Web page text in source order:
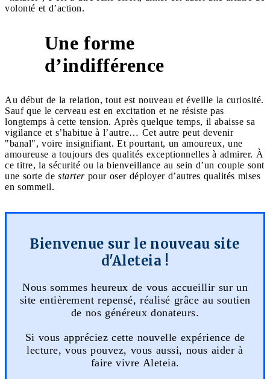
volonté et d’action.
Une forme
d’indifférence
Au début de la relation, tout est nouveau et éveille la curiosité.
Sauf que le cerveau est en excitation et ne résiste pas
longtemps à cette tension. Après quelque temps, il abaisse sa
vigilance et s’habitue à l’autre… Cet autre peut devenir
"banal", voire insignifiant. Et pourtant, un amoureux, une
amoureuse a toujours des qualités exceptionnelles à admirer. À
ce titre, la sécurité ou la bienveillance au sein d’un couple sont
une sorte de starter pour oser déployer d’autres qualités mises
en sommeil.
Bienvenue sur le nouveau site
d'Aleteia !
Nous sommes heureux de vous accueillir sur un
site entièrement repensé, réalisé grâce au soutien
de nos généreux donateurs.
Si vous appréciez cette nouvelle expérience de
lecture, vous pouvez, vous aussi, nous aider à
faire vivre Aleteia.